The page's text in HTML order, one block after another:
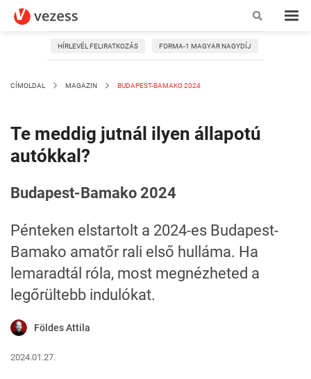
HÍRLEVÉL FELIRATKOZÁS FORMA-1 MAGYAR NAGYDÍJ
CÍMOLDAL MAGAZIN BUDAPEST-BAMAKO 2024
Te meddig jutnál ilyen állapotú
autókkal?
Budapest-Bamako 2024
Pénteken elstartolt a 2024-es Budapest-
Bamako amatőr rali első hulláma. Ha
lemaradtál róla, most megnézheted a
legőrültebb indulókat.
Földes Attila
2024.01.27.